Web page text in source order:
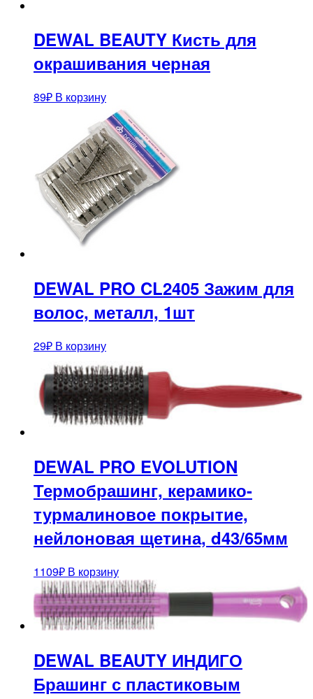
DEWAL BEAUTY Кисть для
окрашивания черная
89₽ В корзину
DEWAL PRO CL2405 Зажим для
волос, металл, 1шт
29₽ В корзину
DEWAL PRO EVOLUTION
Термобрашинг, керамико-
турмалиновое покрытие,
нейлоновая щетина, d43/65мм
1109₽ В корзину
DEWAL BEAUTY ИНДИГО
Брашинг с пластиковым